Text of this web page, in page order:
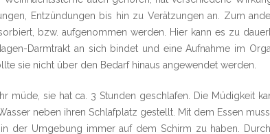
Entzündungen bis hin zu Verätzungen an. Zum
bzw. aufgenommen werden. Hier kann es zu
Darmtrakt an sich bindet und eine Aufnahme im
sie nicht über den Bedarf hinaus angewendet werden.
müde, sie hat ca. 3 Stunden geschlafen. Die Müdigkeit
neben ihren Schlafplatz gestellt. Mit dem Essen
der Umgebung immer auf dem Schirm zu haben.